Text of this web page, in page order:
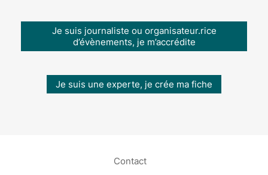
Je suis journaliste ou organisateur.rice
d’évènements, je m’accrédite
Je suis une experte, je crée ma fiche
Contact